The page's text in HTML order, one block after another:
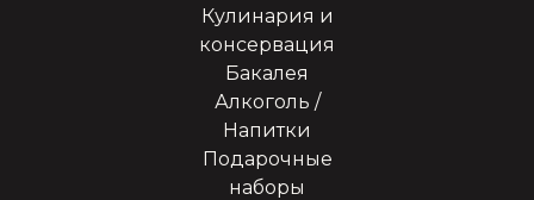
Кулинария и
консервация
Бакалея
Алкоголь /
Напитки
Подарочные
наборы